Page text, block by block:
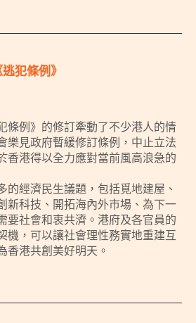
犯條例》
條例》的修訂牽動了不少港人的情
樂見政府暫緩修訂條例，中止立法
香港得以全力應對當前風高浪急的
的經濟民生議題，包括覓地建屋、
新科技、開拓海內外市場、為下一
要社會和衷共濟。港府及各官員的
機，可以讓社會理性務實地重建互
香港共創美好明天。